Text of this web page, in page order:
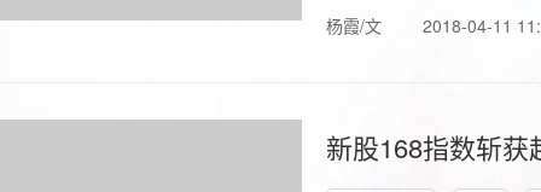
杨霞/文 2018-04-11
新股168指数斩